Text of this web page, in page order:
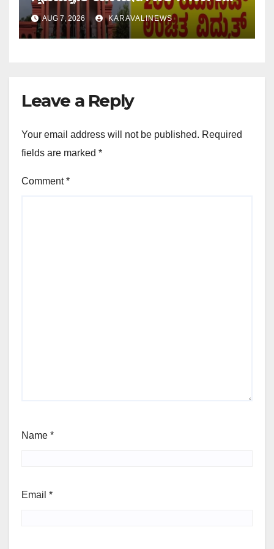
ವಿರುದ್ಧ ಹೈಕೋರ್ಟ್`ಗೆ ಸಾರ್ವಜನಿಕ
ಹಿತಾಸಕ್ತಿ ಅರ್ಜಿ ಸಲ್ಲಿಕೆ
AUG 7, 2026 KARAVALINEWS
Leave a Reply
Your email address will not be published. Required
fields are marked *
Comment*
Name *
Email *